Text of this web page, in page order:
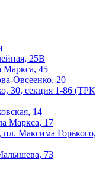
25В
Маркса, 45
Овсеенко, 20
30, секция 1-86 (ТРК
14
Маркса, 17
Максима Горького,
73